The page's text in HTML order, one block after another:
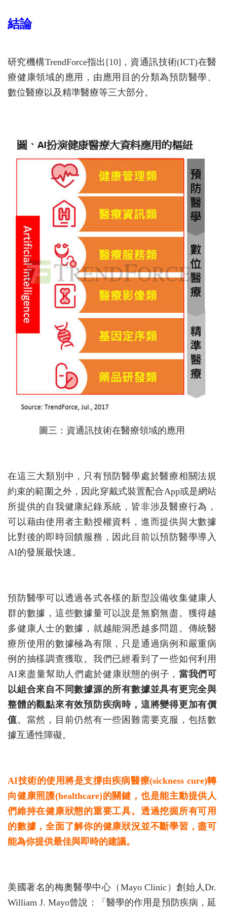
結論
研究機構TrendForce指出[10]，資通訊技術(ICT)在醫
療健康領域的應用，由應用目的分類為預防醫學、
數位醫療以及精準醫療等三大部分。
圖三：資通訊技術在醫療領域的應用
在這三大類別中，只有預防醫學處於醫療相關法規
約束的範圍之外，因此穿戴式裝置配合App或是網站
所提供的自我健康紀錄系統，皆非涉及醫療行為，
可以藉由使用者主動授權資料，進而提供與大數據
比對後的即時回饋服務，因此目前以預防醫學導入
AI的發展最快速。
預防醫學可以透過各式各樣的新型設備收集健康人
群的數據，這些數據量可以說是無窮無盡。獲得越
多健康人士的數據，就越能洞悉越多問題。傳統醫
療所使用的數據極為有限，只是通過病例和嚴重病
例的抽樣調查獲取。我們已經看到了一些如何利用
AI來盡量幫助人們處於健康狀態的例子， 當我們可
以組合來自不同數據源的所有數據並具有更完全與
整體的觀點來有效預防疾病時，這將變得更加有價
值。當然，目前仍然有一些困難需要克服，包括數
據互通性障礙。
AI技術的使用將是支撐由疾病醫療(sickness cure)轉
向健康照護(healthcare)的關鍵，也是能主動提供人
們維持在健康狀態的重要工具。透過挖掘所有可用
的數據，全面了解你的健康狀況並不斷學習，盡可
能為你提供最佳與即時的建議。
美國著名的梅奧醫學中心（Mayo Clinic）創始人Dr.
William J. Mayo曾說：「醫學的作用是預防疾病，延